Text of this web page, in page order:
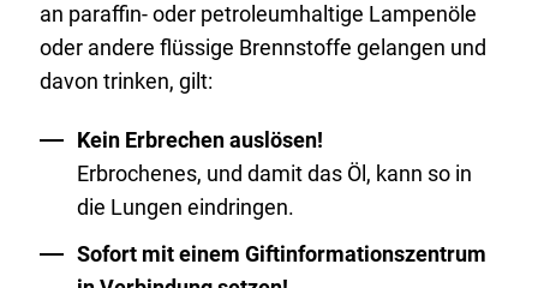
an paraffin- oder petroleumhaltige Lampenöle
oder andere flüssige Brennstoffe gelangen und
davon trinken, gilt:
Kein Erbrechen auslösen!
Erbrochenes, und damit das Öl, kann so in
die Lungen eindringen.
Sofort mit einem Giftinformationszentrum